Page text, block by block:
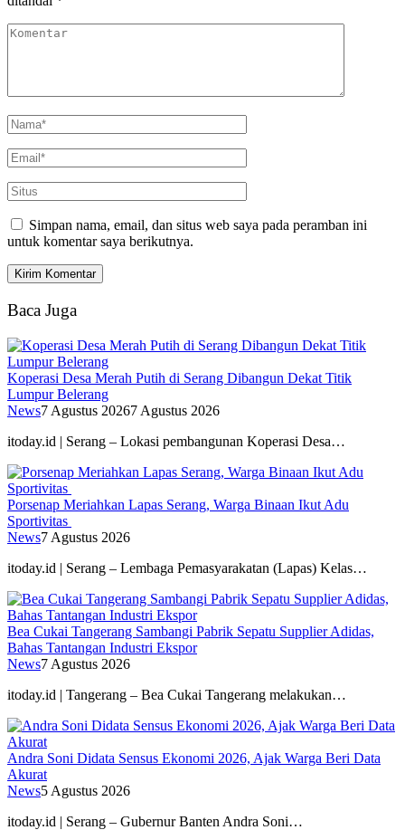
Simpan nama, email, dan situs web saya pada peramban ini
untuk komentar saya berikutnya.
Baca Juga
Koperasi Desa Merah Putih di Serang Dibangun Dekat Titik
Lumpur Belerang
News7 Agustus 20267 Agustus 2026
itoday.id | Serang – Lokasi pembangunan Koperasi Desa…
Porsenap Meriahkan Lapas Serang, Warga Binaan Ikut Adu
Sportivitas
News7 Agustus 2026
itoday.id | Serang – Lembaga Pemasyarakatan (Lapas) Kelas…
Bea Cukai Tangerang Sambangi Pabrik Sepatu Supplier Adidas,
Bahas Tantangan Industri Ekspor
News7 Agustus 2026
itoday.id | Tangerang – Bea Cukai Tangerang melakukan…
Andra Soni Didata Sensus Ekonomi 2026, Ajak Warga Beri Data
Akurat
News5 Agustus 2026
itoday.id | Serang – Gubernur Banten Andra Soni…